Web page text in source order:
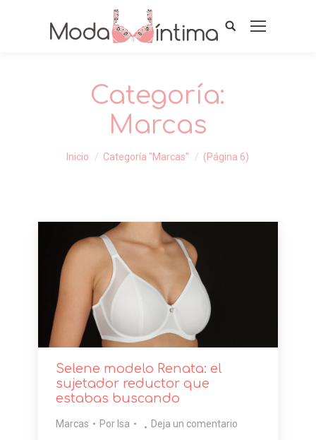
Categoría:
Marcas
Estás aquí:
Inicio Categoría "Marcas" (Página 6)
Selene modelo Renata: el
sujetador reductor que
estabas buscando
Marcas Por Isa Deja un comentario